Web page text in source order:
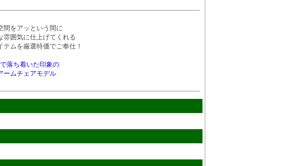
間をアッという間に
雰囲気に仕上げてくれる
ムを厳選特価でご奉仕！
落ち着いた印象の
ームチェアモデル